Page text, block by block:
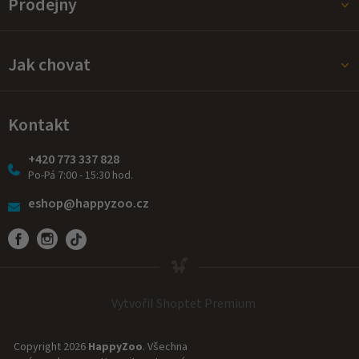
Jak chovat
Kontakt
+420 773 337 828
Po-Pá 7:00 - 15:30 hod.
eshop@happyzoo.cz
Vytvořil Shoptet Premium
Copyright 2026 HappyZoo. Všechna